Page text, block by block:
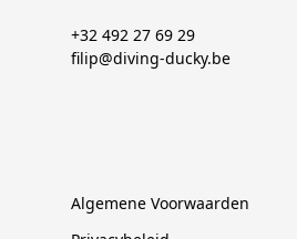
+32 492 27 69 29
filip@diving-ducky.be
Algemene Voorwaarden